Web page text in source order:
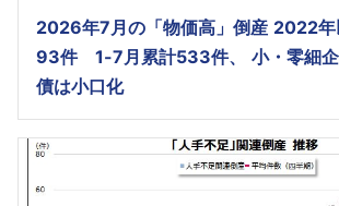
2026年7月の「物価高」倒産 2022年
93件 1-7月累計533件、 小・零細企
債は小口化